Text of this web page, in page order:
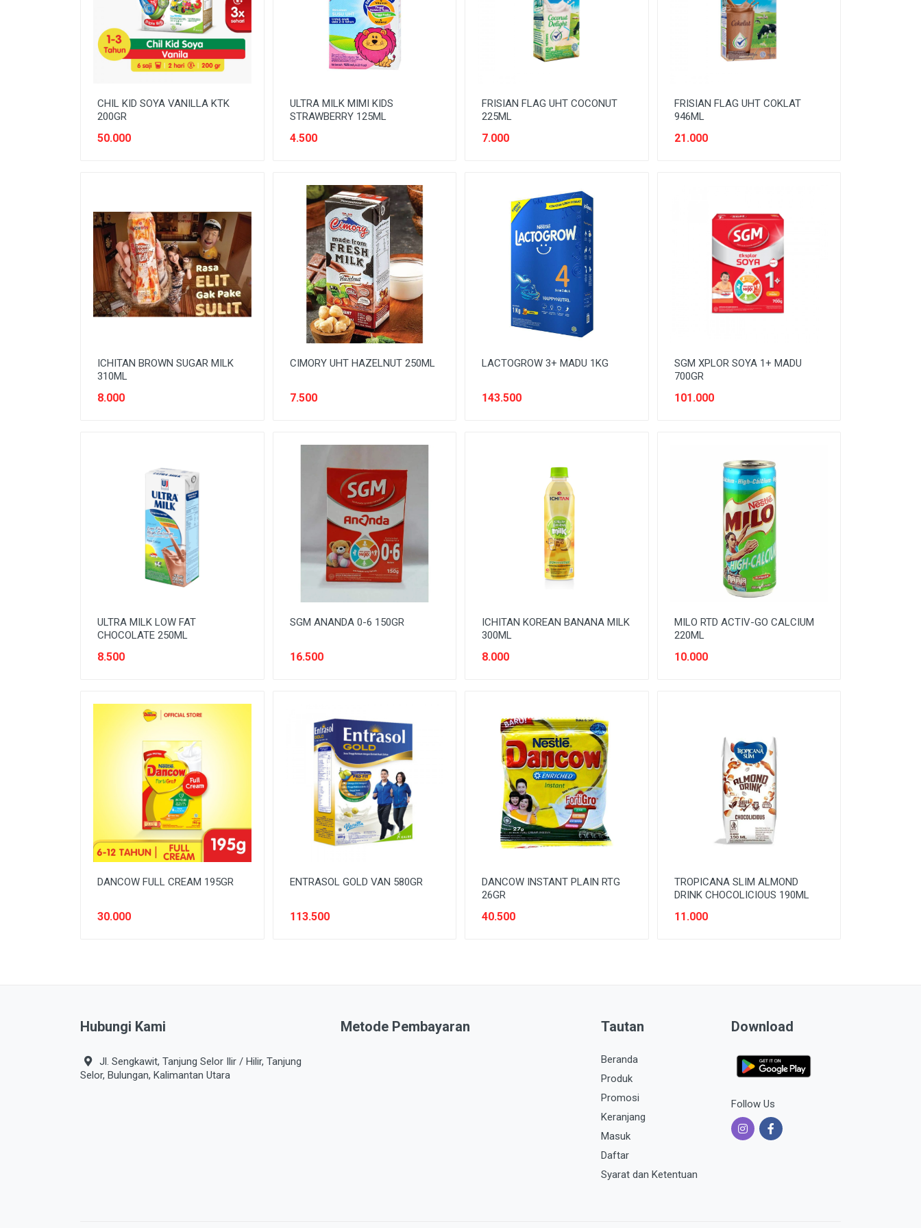
SNACK MODERN
SNACK TRADISIONAL
SOFT DRINK
Tanpa Kategori
TEH
CHIL KID SOYA VANILLA KTK
200GR
50.000
ULTRA MILK MIMI KIDS
STRAWBERRY 125ML
4.500
FRISIAN FLAG UHT COCONUT
225ML
7.000
FRISIAN FLAG UHT COKLAT
946ML
21.000
ICHITAN BROWN SUGAR MILK
310ML
8.000
CIMORY UHT HAZELNUT 250ML
7.500
LACTOGROW 3+ MADU 1KG
143.500
SGM XPLOR SOYA 1+ MADU
700GR
101.000
ULTRA MILK LOW FAT
CHOCOLATE 250ML
8.500
SGM ANANDA 0-6 150GR
16.500
ICHITAN KOREAN BANANA MILK
300ML
8.000
MILO RTD ACTIV-GO CALCIUM
220ML
10.000
DANCOW FULL CREAM 195GR
30.000
ENTRASOL GOLD VAN 580GR
113.500
DANCOW INSTANT PLAIN RTG
26GR
40.500
TROPICANA SLIM ALMOND
DRINK CHOCOLICIOUS 190ML
11.000
Hubungi Kami
Jl. Sengkawit, Tanjung Selor Ilir / Hilir, Tanjung
Selor, Bulungan, Kalimantan Utara
Metode Pembayaran Tautan
Beranda
Produk
Promosi
Keranjang
Masuk
Daftar
Syarat dan Ketentuan
Download
Follow Us